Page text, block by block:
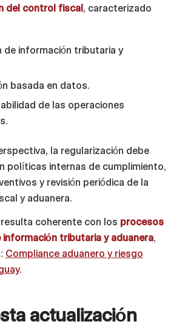
del control fiscal, caracterizado
de información tributaria y
basada en datos.
de las operaciones
la regularización debe
políticas internas de cumplimiento,
y revisión periódica de la
y aduanera.
coherente con los procesos
tributaria y aduanera,
Compliance aduanero y riesgo
.
actualización